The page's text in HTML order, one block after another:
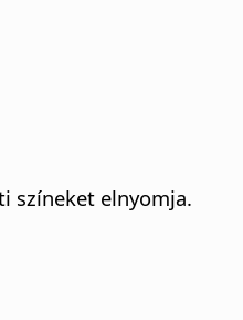
színeket elnyomja.